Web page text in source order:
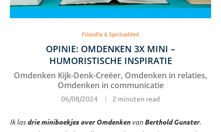
Filosofie & Spiritualiteit
OPINIE: OMDENKEN 3X MINI –
HUMORISTISCHE INSPIRATIE
Omdenken Kijk-Denk-Creëer, Omdenken in relaties,
Omdenken in communicatie
06/08/2024 2 minuten read
Ik lasdrie miniboekjes over Omdenken van Berthold Gunster.